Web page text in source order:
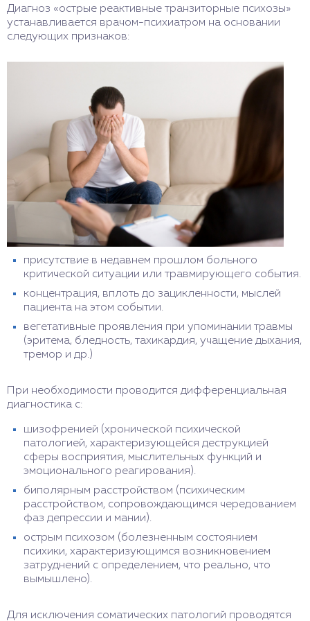
Диагноз «острые реактивные транзиторные психозы»
устанавливается врачом-психиатром на основании
следующих признаков:
присутствие в недавнем прошлом больного
критической ситуации или травмирующего события.
концентрация, вплоть до зацикленности, мыслей
пациента на этом событии.
вегетативные проявления при упоминании травмы
(эритема, бледность, тахикардия, учащение дыхания,
тремор и др.)
При необходимости проводится дифференциальная
диагностика с:
шизофренией (хронической психической
патологией, характеризующейся деструкцией
сферы восприятия, мыслительных функций и
эмоционального реагирования).
биполярным расстройством (психическим
расстройством, сопровождающимся чередованием
фаз депрессии и мании).
острым психозом (болезненным состоянием
психики, характеризующимся возникновением
затруднений с определением, что реально, что
вымышлено).
Для исключения соматических патологий проводятся